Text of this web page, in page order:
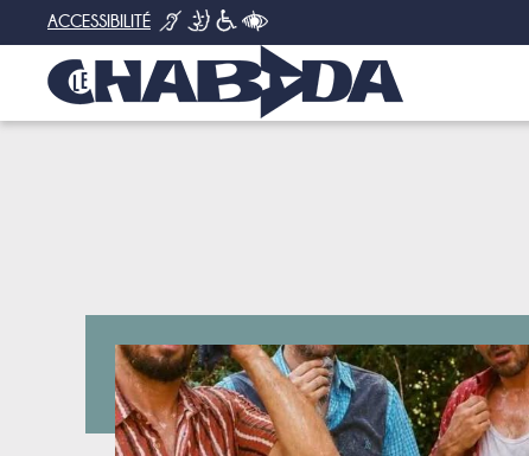
ACCESSIBILITÉ